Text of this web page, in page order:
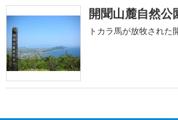
開聞山麓自然公
トカラ馬が放牧された